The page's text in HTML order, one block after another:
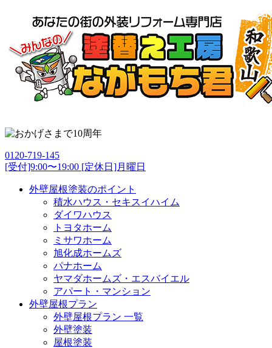
0120-719-145
[受付]9:00〜19:00 [定休日]月曜日
外壁屋根塗装のポイント
積水ハウス・セキスイハイム
ダイワハウス
トヨタホーム
ミサワホーム
旭化成ホームズ
パナホーム
ヤマダホームズ・エスバイエル
アパート・マンション
外壁屋根プラン
外壁屋根プラン 一覧
外壁塗装
屋根塗装